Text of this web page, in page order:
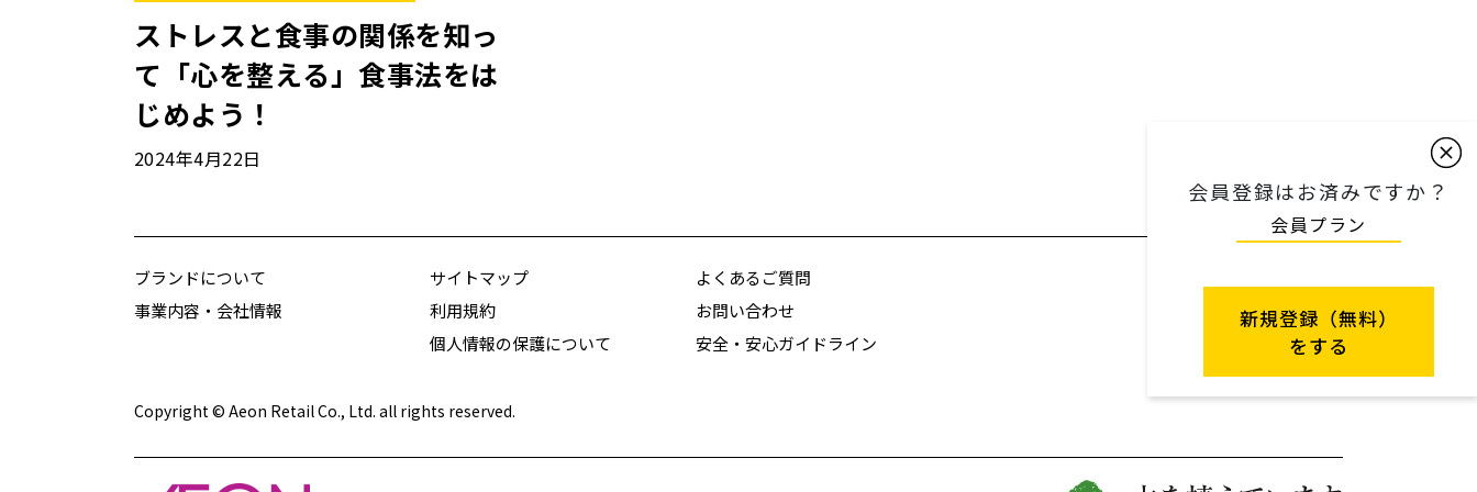
ストレスと食事の関係を知っ
て「心を整える」食事法をは
じめよう！
2024年4月22日
会員登録はお済みですか？
会員プラン
新規登録（無料）
をする
ブランドについて
事業内容・会社情報
サイトマップ
利用規約
個人情報の保護について
よくあるご質問
お問い合わせ
安全・安心ガイドライン
Copyright © Aeon Retail Co., Ltd. all rights reserved.